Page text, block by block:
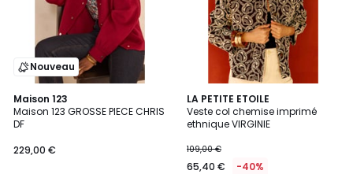
Nouveau
Maison 123
Maison 123 GROSSE PIECE CHRIS
DF
229,00 €
LA PETITE ETOILE
Veste col chemise imprimé
ethnique VIRGINIE
109,00 €
65,40 € -40%
2
Couleurs